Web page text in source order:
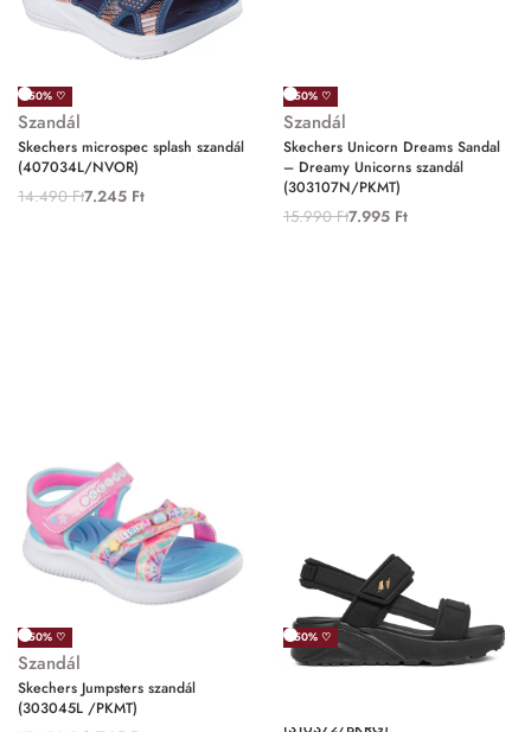
-50% ♡
Szandál
Skechers microspec splash szandál
(407034L/NVOR)
14.490Ft7.245 Ft
-50% ♡
Szandál
Skechers Unicorn Dreams Sandal
– Dreamy Unicorns szandál
(303107N/PKMT)
15.990Ft7.995 Ft
-50% ♡
Szandál
Skechers Jumpsters szandál
(303045L /PKMT)
-50% ♡
Szandál